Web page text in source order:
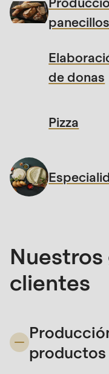
of
panecillos
de donas
Pizza
clientes
productos